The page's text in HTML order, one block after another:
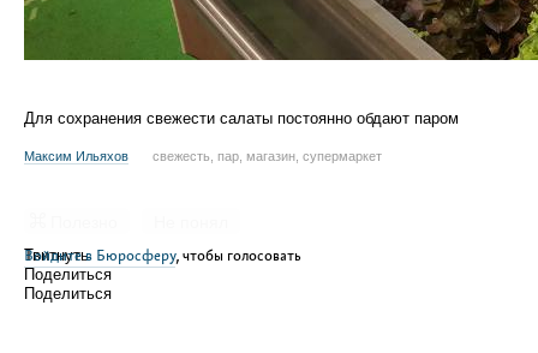
Для сохранения свежести салаты постоянно обдают паром
Максим Ильяхов свежесть, пар, магазин, супермаркет
Войдите в Бюросферу, чтобы голосовать
Твитнуть
Поделиться
Поделиться